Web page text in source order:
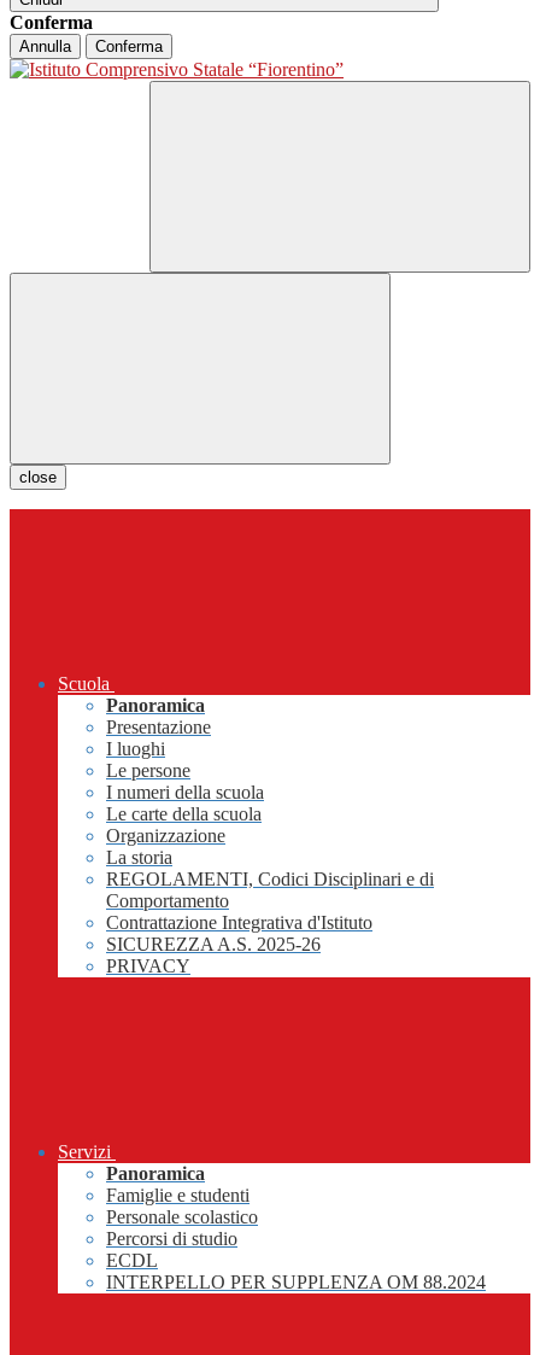
Conferma
Annulla Conferma
close
Scuola
Panoramica
Presentazione
I luoghi
Le persone
I numeri della scuola
Le carte della scuola
Organizzazione
La storia
REGOLAMENTI, Codici Disciplinari e di
Comportamento
Contrattazione Integrativa d'Istituto
SICUREZZA A.S. 2025-26
PRIVACY
Servizi
Panoramica
Famiglie e studenti
Personale scolastico
Percorsi di studio
ECDL
INTERPELLO PER SUPPLENZA OM 88.2024